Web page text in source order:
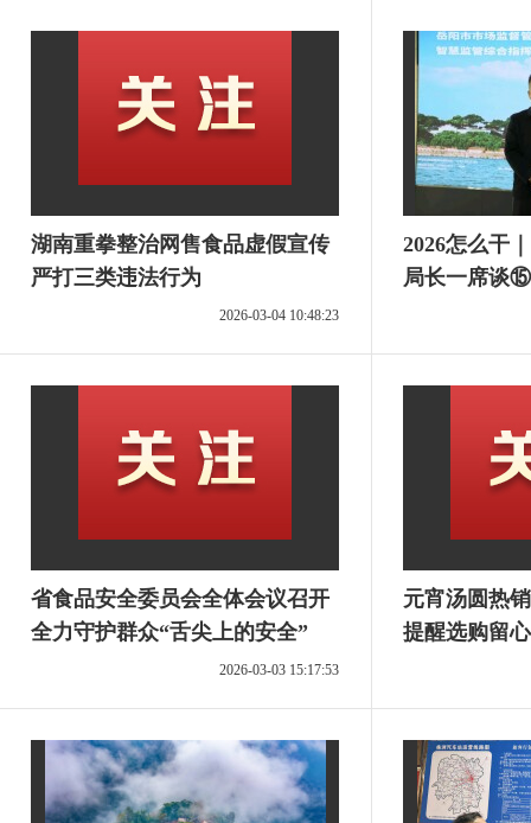
湖南重拳整治网售食品虚假宣传
严打三类违法行为
2026-03-04 10:48:23
2026怎么干
局长一席谈
省食品安全委员会全体会议召开
全力守护群众“舌尖上的安全”
2026-03-03 15:17:53
元宵汤圆热
提醒选购留